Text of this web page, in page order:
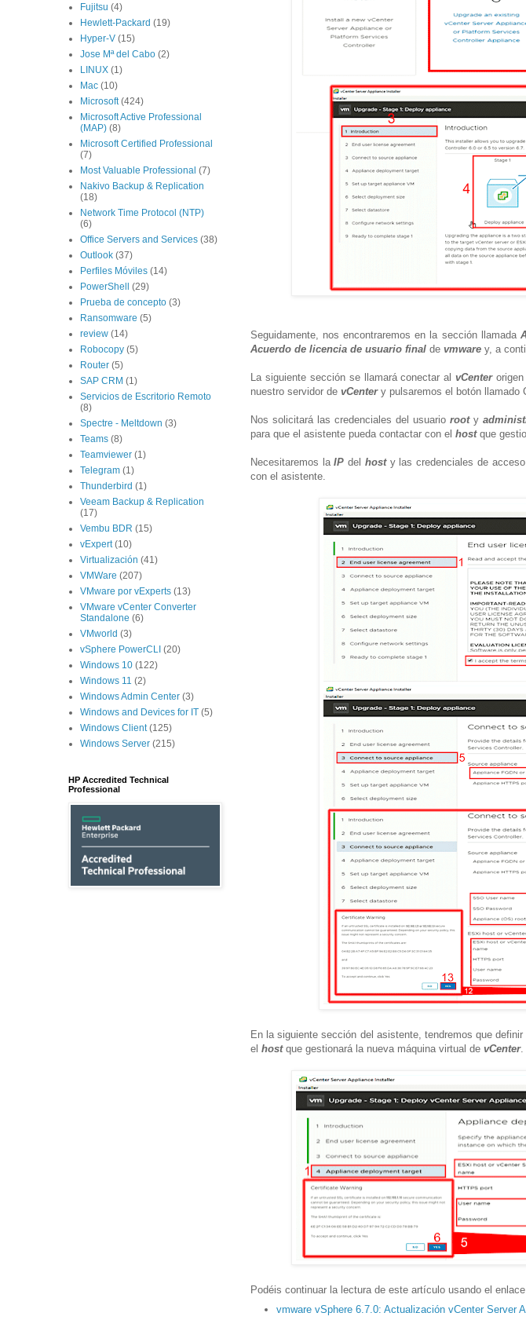
Seguidamente, nos encontraremos en la sección llamada
Acuerdo de licencia de usuario final de vmware y, a
La siguiente sección se llamará conectar alvCenterorigen
nuestro servidor de vCentery pulsaremos el botón llamado
Nos solicitará las credenciales del usuario rooty
para que el asistente pueda contactar con el hostque
Necesitaremos laIP del hosty las credenciales de
con el asistente.
En la siguiente sección del asistente, tendremos que
el hostque gestionará la nueva máquina virtual de vCenter.
Podéis continuar la lectura de este artículo usando el
vmware vSphere 6.7.0: Actualización vCenter Server
Fujitsu (4)
Hewlett-Packard (19)
Hyper-V (15)
Jose Mª del Cabo (2)
LINUX (1)
Mac (10)
Microsoft (424)
Microsoft Active Professional
(MAP) (8)
Microsoft Certified Professional
(7)
Most Valuable Professional (7)
Nakivo Backup & Replication
(18)
Network Time Protocol (NTP)
(6)
Office Servers and Services (38)
Outlook (37)
Perfiles Móviles (14)
PowerShell (29)
Prueba de concepto (3)
Ransomware (5)
review (14)
Robocopy (5)
Router (5)
SAP CRM (1)
Servicios de Escritorio Remoto
(8)
Spectre - Meltdown (3)
Teams (8)
Teamviewer (1)
Telegram (1)
Thunderbird (1)
Veeam Backup & Replication
(17)
Vembu BDR (15)
vExpert (10)
Virtualización (41)
VMWare (207)
VMware por vExperts (13)
VMware vCenter Converter
Standalone (6)
VMworld (3)
vSphere PowerCLI (20)
Windows 10 (122)
Windows 11 (2)
Windows Admin Center (3)
Windows and Devices for IT (5)
Windows Client (125)
Windows Server (215)
HP Accredited Technical
Professional